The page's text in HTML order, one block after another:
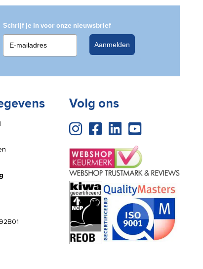
aantal
Schrijf je in voor onze nieuwsbrief
Aanmelden
Volg ons